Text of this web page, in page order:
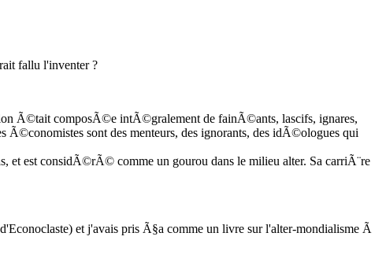
fallu l'inventer ?
Ã©tait composÃ©e intÃ©gralement de fainÃ©ants, lascifs, ignares,
sont des menteurs, des ignorants, des idÃ©ologues qui
est considÃ©rÃ© comme un gourou dans le milieu alter. Sa carriÃ¨re
et j'avais pris Ã§a comme un livre sur l'alter-mondialisme Ã